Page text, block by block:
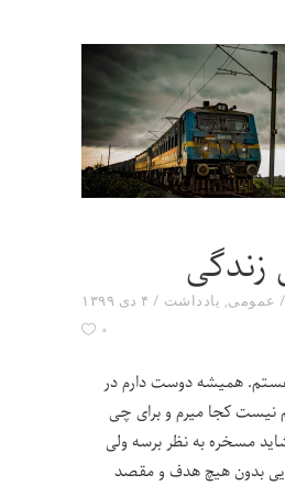
زندگی
۴ دی ۱۳۹۹ عمومی, یادداشت
۰
همیشه دوست دارم در
نیست کجا میرم و برای چی
مسخره به نظر برسه ولی
بدون هیچ هدف و مقصد